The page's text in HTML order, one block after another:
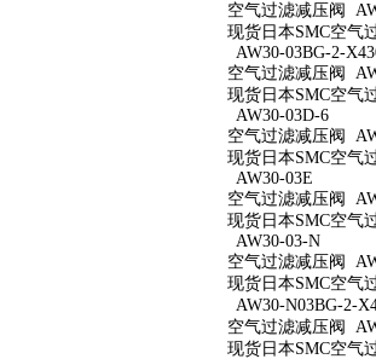
空气过滤减压阀
现货日本SMC空气
AW30-03BG-2-
空气过滤减压阀
现货日本SMC空气
AW30-03D-6
空气过滤减压阀
现货日本SMC空气
AW30-03E
空气过滤减压阀
现货日本SMC空气
AW30-03-N
空气过滤减压阀
现货日本SMC空气
AW30-N03BG-2-
空气过滤减压阀
现货日本SMC空气